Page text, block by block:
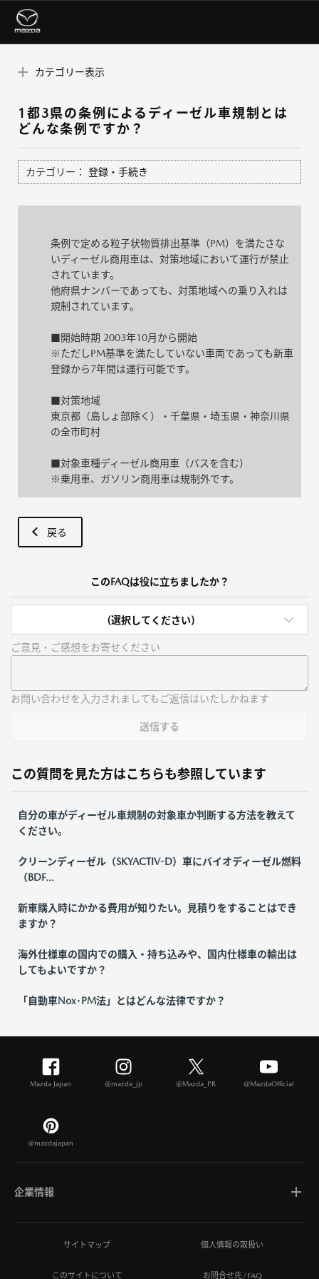
カテゴリー表示
1都3県の条例によるディーゼル車規制とは
どんな条例ですか？
カテゴリー： 登録・手続き
条例で定める粒子状物質排出基準（PM）を満たさな
いディーゼル商用車は、対策地域において運行が禁止
されています。
他府県ナンバーであっても、対策地域への乗り入れは
規制されています。
■開始時期 2003年10月から開始
※ただしPM基準を満たしていない車両であっても新車
登録から7年間は運行可能です。
■対策地域
東京都（島しょ部除く）・千葉県・埼玉県・神奈川県
の全市町村
■対象車種ディーゼル商用車（バスを含む）
※乗用車、ガソリン商用車は規制外です。
戻る
このFAQは役に立ちましたか？
(選択してください)
ご意見・ご感想をお寄せください
お問い合わせを入力されましてもご返信はいたしかねます
送信する
この質問を見た方はこちらも参照しています
自分の車がディーゼル車規制の対象車か判断する方法を教えて
ください。
クリーンディーゼル（SKYACTIV-D）車にバイオディーゼル燃料
（BDF...
新車購入時にかかる費用が知りたい。見積りをすることはでき
ますか？
海外仕様車の国内での購入・持ち込みや、国内仕様車の輸出は
してもよいですか？
「自動車Nox･PM法」とはどんな法律ですか？
Mazda Japan @mazda_jp @Mazda_PR @MazdaOfficial
@mazdajapan
企業情報
マツダについてサイトマップ 個人情報の取扱い
このサイトについて お問合せ先/FAQ